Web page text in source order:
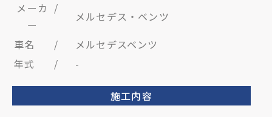
メーカ
ー
/
メルセデス・ベンツ
車名
/
メルセデスベンツ
年式
/ -
施工内容